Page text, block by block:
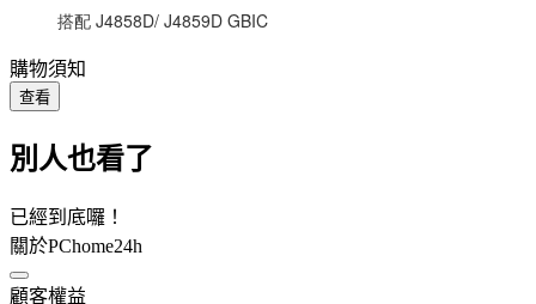
搭配 J4858D/ J4859D GBIC
購物須知
查看
別人也看了
已經到底囉！
關於PChome24h
顧客權益